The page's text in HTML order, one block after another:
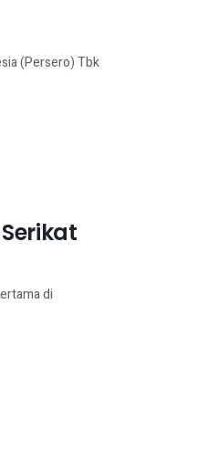
(Persero) Tbk
di